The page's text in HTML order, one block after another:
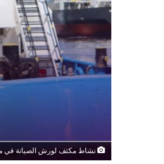
نشاط مكثف لورش الصيانة في